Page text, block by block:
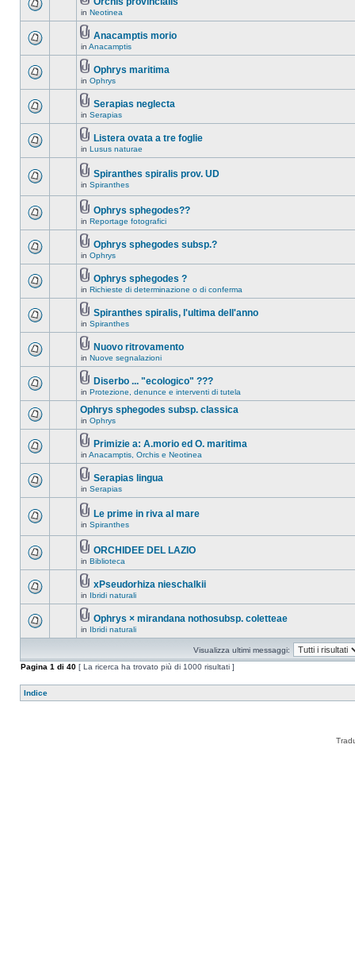
in Neotinea
Anacamptis morio
in Anacamptis
Ophrys maritima
in Ophrys
Serapias neglecta
in Serapias
Listera ovata a tre foglie
in Lusus naturae
Spiranthes spiralis prov. UD
in Spiranthes
Ophrys sphegodes??
in Reportage fotografici
Ophrys sphegodes subsp.?
in Ophrys
Ophrys sphegodes ?
in Richieste di determinazione o di conferma
Spiranthes spiralis, l'ultima dell'anno
in Spiranthes
Nuovo ritrovamento
in Nuove segnalazioni
Diserbo ... "ecologico" ???
in Protezione, denunce e interventi di tutela
Ophrys sphegodes subsp. classica
in Ophrys
Primizie a: A.morio ed O. maritima
in Anacamptis, Orchis e Neotinea
Serapias lingua
in Serapias
Le prime in riva al mare
in Spiranthes
ORCHIDEE DEL LAZIO
in Biblioteca
xPseudorhiza nieschalkii
in Ibridi naturali
Ophrys × mirandana nothosubsp. coletteae
in Ibridi naturali
Visualizza ultimi messaggi:
Pagina 1 di 40 [ La ricerca ha trovato più di 1000 risultati ]
Indice